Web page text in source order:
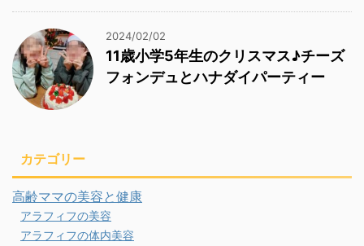
2024/02/02
11歳小学5年生のクリスマス♪チーズ
フォンデュとハナダイパーティー
カテゴリー
高齢ママの美容と健康
アラフィフの美容
アラフィフの体内美容